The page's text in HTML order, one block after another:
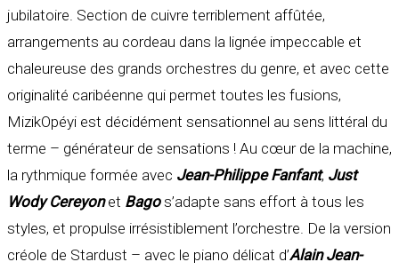
jubilatoire. Section de cuivre terriblement affûtée,
arrangements au cordeau dans la lignée impeccable et
chaleureuse des grands orchestres du genre, et avec cette
originalité caribéenne qui permet toutes les fusions,
MizikOpéyi est décidément sensationnel au sens littéral du
terme – générateur de sensations ! Au cœur de la machine,
la rythmique formée avec Jean-Philippe Fanfant, Just
Wody Cereyonet Bago s’adapte sans effort à tous les
styles, et propulse irrésistiblement l’orchestre. De la version
créole de Stardust – avec le piano délicat d’Alain Jean-